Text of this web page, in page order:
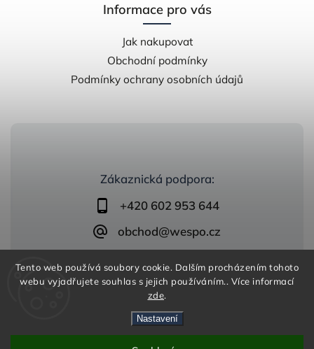
Tento web používá soubory cookie. Dalším procházením tohoto
webu vyjadřujete souhlas s jejich používáním.. Více informací
zde.
Nastavení
Zákaznická podpora:
+420 602 953 644
obchod@wespo.cz
Informace pro vás
Jak nakupovat
Obchodní podmínky
Podmínky ochrany osobních údajů
zelezobeton.wespo.cz
Shoptet| Design